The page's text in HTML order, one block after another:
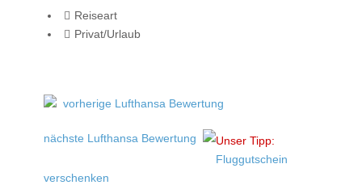
Reiseart
Privat/Urlaub
vorherige Lufthansa Bewertung
nächste Lufthansa Bewertung
Unser Tipp:
Fluggutschein
verschenken